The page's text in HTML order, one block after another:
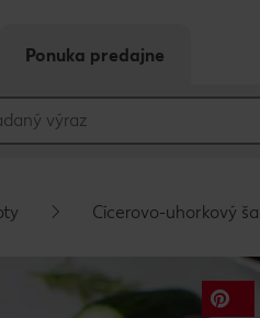
Ponuka predajne
Cícerovo-uhorkový